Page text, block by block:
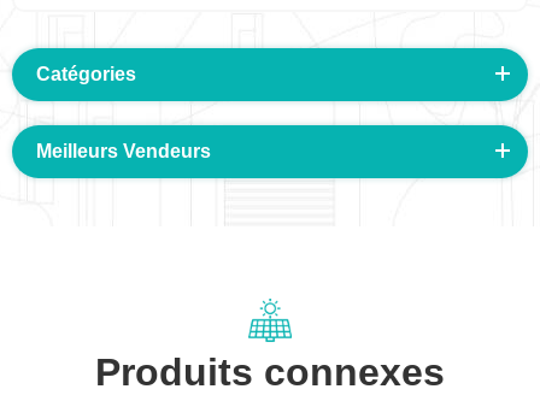
Catégories
Meilleurs Vendeurs
Produits connexes